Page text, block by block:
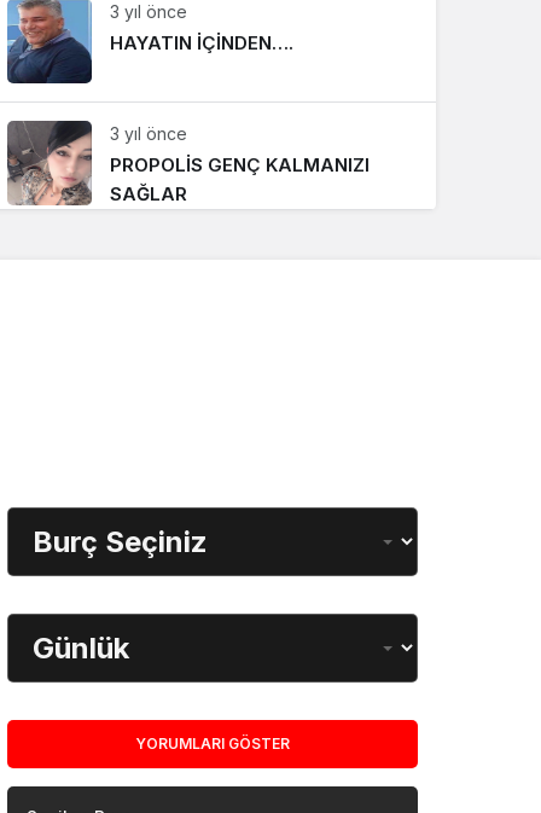
3 yıl önce
HAYATIN İÇİNDEN….
3 yıl önce
PROPOLİS GENÇ KALMANIZI
SAĞLAR
YORUMLARI GÖSTER